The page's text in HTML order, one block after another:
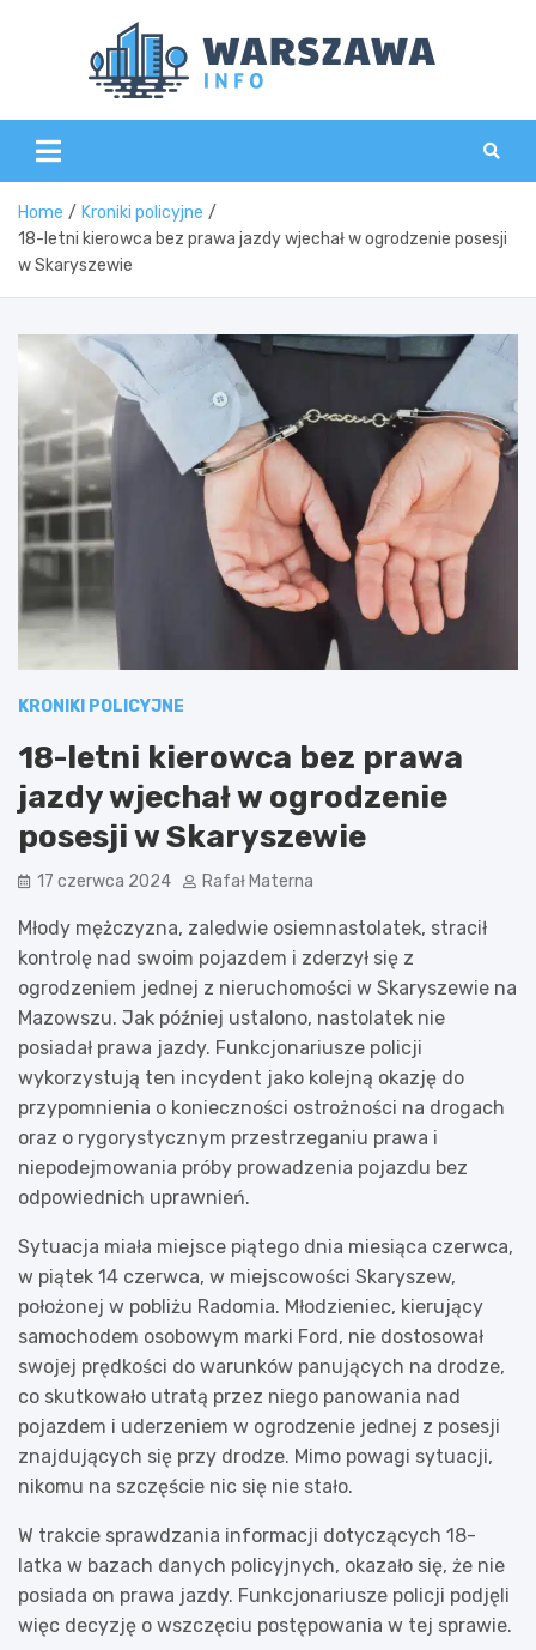
Home
Kroniki policyjne
18-letni kierowca bez prawa jazdy wjechał w ogrodzenie posesji
w Skaryszewie
KRONIKI POLICYJNE
18-letni kierowca bez prawa
jazdy wjechał w ogrodzenie
posesji w Skaryszewie
17 czerwca 2024 Rafał Materna
Młody mężczyzna, zaledwie osiemnastolatek, stracił
kontrolę nad swoim pojazdem i zderzył się z
ogrodzeniem jednej z nieruchomości w Skaryszewie na
Mazowszu. Jak później ustalono, nastolatek nie
posiadał prawa jazdy. Funkcjonariusze policji
wykorzystują ten incydent jako kolejną okazję do
przypomnienia o konieczności ostrożności na drogach
oraz o rygorystycznym przestrzeganiu prawa i
niepodejmowania próby prowadzenia pojazdu bez
odpowiednich uprawnień.
Sytuacja miała miejsce piątego dnia miesiąca czerwca,
w piątek 14 czerwca, w miejscowości Skaryszew,
położonej w pobliżu Radomia. Młodzieniec, kierujący
samochodem osobowym marki Ford, nie dostosował
swojej prędkości do warunków panujących na drodze,
co skutkowało utratą przez niego panowania nad
pojazdem i uderzeniem w ogrodzenie jednej z posesji
znajdujących się przy drodze. Mimo powagi sytuacji,
nikomu na szczęście nic się nie stało.
W trakcie sprawdzania informacji dotyczących 18-
latka w bazach danych policyjnych, okazało się, że nie
posiada on prawa jazdy. Funkcjonariusze policji podjęli
więc decyzję o wszczęciu postępowania w tej sprawie.